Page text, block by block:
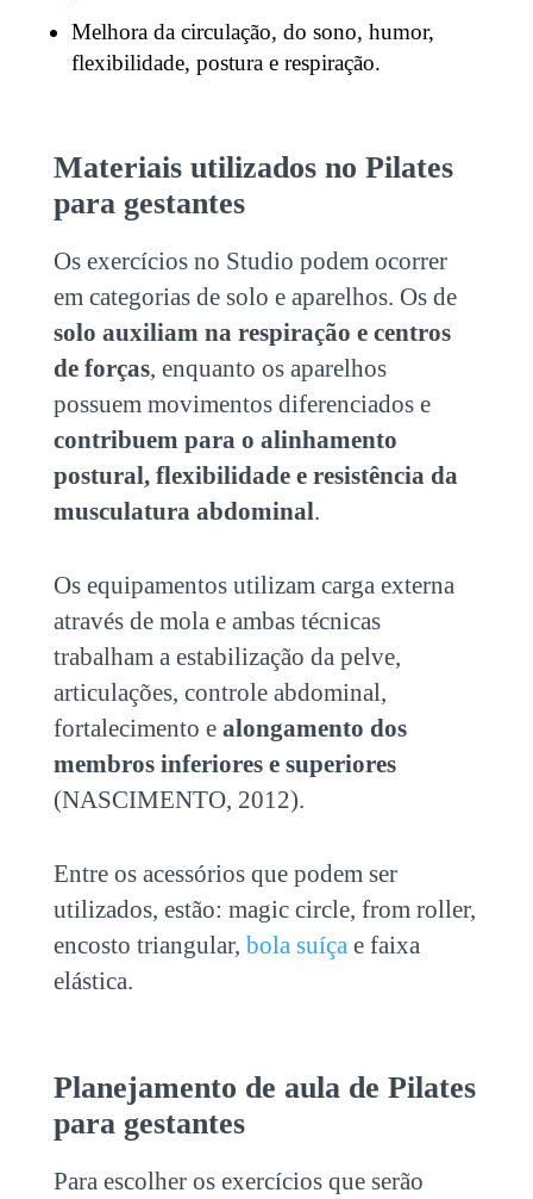
Melhora da circulação, do sono, humor,
flexibilidade, postura e respiração.
Materiais utilizados no Pilates
para gestantes
Os exercícios no Studio podem ocorrer
em categorias de solo e aparelhos. Os de
solo auxiliam na respiração e centros
de forças, enquanto os aparelhos
possuem movimentos diferenciados e
contribuem para o alinhamento
postural, flexibilidade e resistência da
musculatura abdominal.
Os equipamentos utilizam carga externa
através de mola e ambas técnicas
trabalham a estabilização da pelve,
articulações, controle abdominal,
fortalecimento e alongamento dos
membros inferiores e superiores
(NASCIMENTO, 2012).
Entre os acessórios que podem ser
utilizados, estão: magic circle, from roller,
encosto triangular, bola suíçae faixa
elástica.
Planejamento de aula de Pilates
para gestantes
Para escolher os exercícios que serão